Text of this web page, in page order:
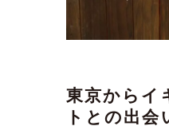
東京からイ
トとの出